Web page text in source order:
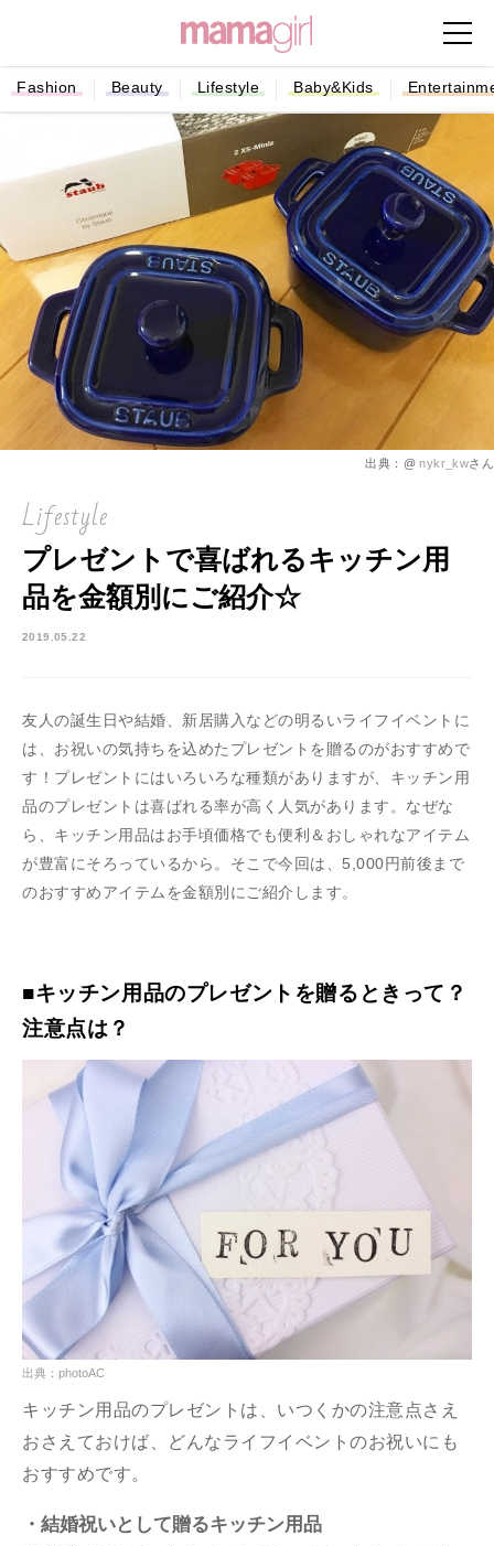
Fashion Beauty Lifestyle Baby&Kids
出典：@nykr_kwさん
Lifestyle
プレゼントで喜ばれるキッチン用
品を金額別にご紹介☆
2019.05.22
友人の誕生日や結婚、新居購入などの明るいライフイベントに
は、お祝いの気持ちを込めたプレゼントを贈るのがおすすめで
す！プレゼントにはいろいろな種類がありますが、キッチン用
品のプレゼントは喜ばれる率が高く人気があります。なぜな
ら、キッチン用品はお手頃価格でも便利＆おしゃれなアイテム
が豊富にそろっているから。そこで今回は、5,000円前後まで
のおすすめアイテムを金額別にご紹介します。
■キッチン用品のプレゼントを贈るときって？
注意点は？
出典：photoAC
キッチン用品のプレゼントは、いつくかの注意点さえ
おさえておけば、どんなライフイベントのお祝いにも
おすすめです。
・結婚祝いとして贈るキッチン用品